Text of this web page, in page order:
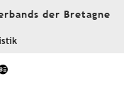
der Bretagne